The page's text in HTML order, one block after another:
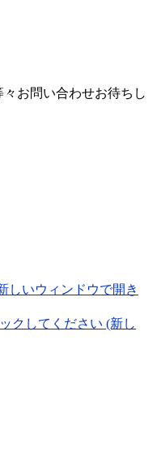
お問い合わせお待ちし
しいウィンドウで開き
クしてください (新し